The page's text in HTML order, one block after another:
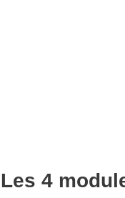
Les 4